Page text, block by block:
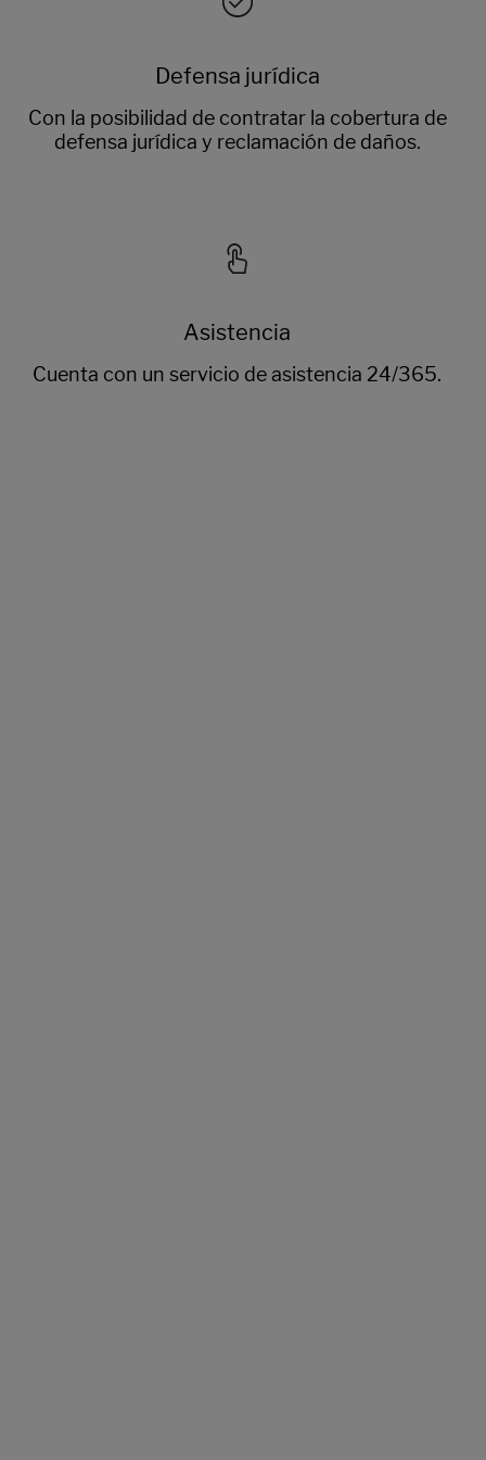
Defensa jurídica
Con la posibilidad de contratar la cobertura de
defensa jurídica y reclamación de daños.
Asistencia
Cuenta con un servicio de asistencia 24/365.